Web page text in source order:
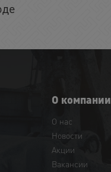
О компании
О нас
Новости
Акции
Вакансии